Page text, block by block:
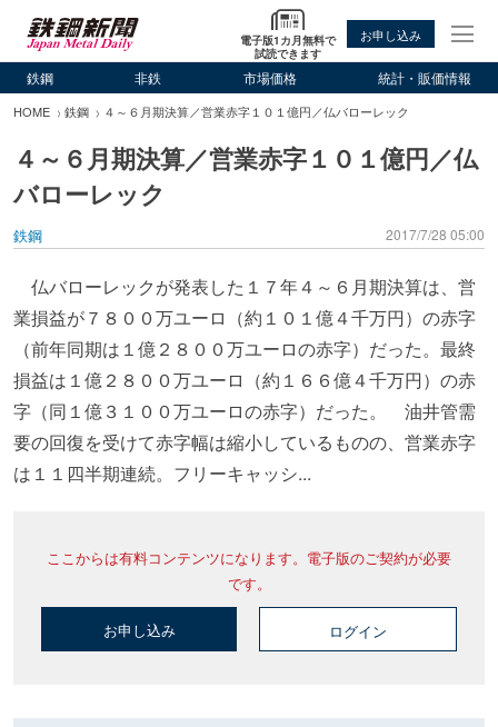
電子版1カ月無料で
試読できます
お申し込み
鉄鋼 非鉄 市場価格 統計・販価情報
HOME 鉄鋼 ４～６月期決算／営業赤字１０１億円／仏バローレック
４～６月期決算／営業赤字１０１億円／仏
バローレック
鉄鋼 2017/7/28 05:00
仏バローレックが発表した１７年４～６月期決算は、営
業損益が７８００万ユーロ（約１０１億４千万円）の赤字
（前年同期は１億２８００万ユーロの赤字）だった。最終
損益は１億２８００万ユーロ（約１６６億４千万円）の赤
字（同１億３１００万ユーロの赤字）だった。 油井管需
要の回復を受けて赤字幅は縮小しているものの、営業赤字
は１１四半期連続。フリーキャッシ...
ここからは有料コンテンツになります。電子版のご契約が必要
です。
お申し込み ログイン